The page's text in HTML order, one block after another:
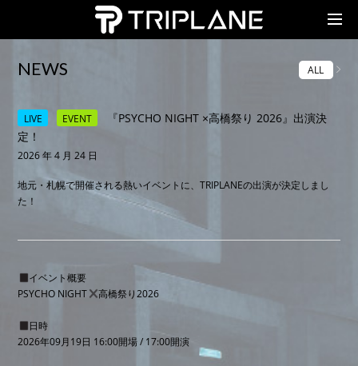
TRIPLANE Passengers
NEWS ALL
LIVE EVENT
『PSYCHO NIGHT ×高橋祭り 2026』出演決
定！
2026 年 4 月 24 日
地元・札幌で開催される熱いイベントに、TRIPLANEの出演が決定しまし
た！
イベント概要
PSYCHO NIGHT
高橋祭り2026
日時
2026年09月19日 16:00開場 / 17:00開演